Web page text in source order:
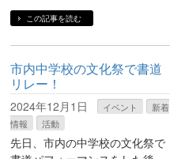
この記事を読む
市内中学校の文化祭で書道
リレー！
2024年12月1日 イベント
新着
情報
活動
先日、市内の中学校の文化祭で